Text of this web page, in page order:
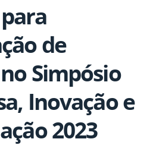
de
Simpósio
Inovação e
2023